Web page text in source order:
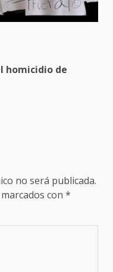
homicidio de
no será publicada.
con *